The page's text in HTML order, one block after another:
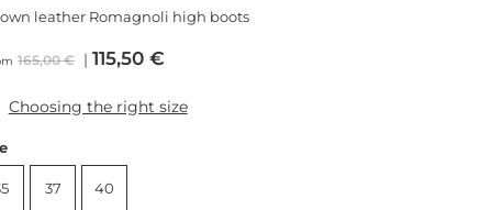
leather Romagnoli high boots
165,00€ 115,50€
Choosing the right size
37 40